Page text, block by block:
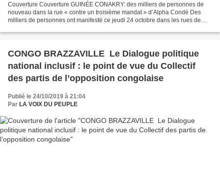
Couverture Couverture GUINÉE CONAKRY: des milliers de personnes de
nouveau dans la rue « contre un troisième mandat » d’Alpha Condé Des
milliers de personnes ont manifesté ce jeudi 24 octobre dans les rues de
CONGO BRAZZAVILLE Le Dialogue politique
national inclusif : le point de vue du Collectif
des partis de l’opposition congolaise
Publié le 24/10/2019 à 21:04
Par LA VOIX DU PEUPLE